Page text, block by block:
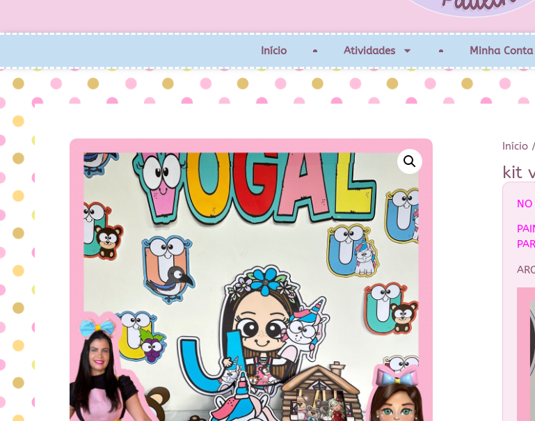
Início Atividades Minha Conta
Início /
kit
NO